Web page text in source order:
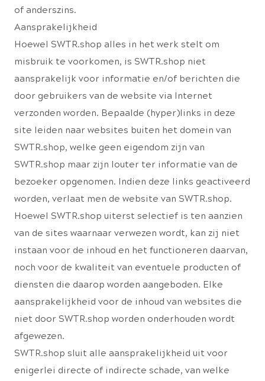
of anderszins.
Aansprakelijkheid
Hoewel SWTR.shop alles in het werk stelt om
misbruik te voorkomen, is SWTR.shop niet
aansprakelijk voor informatie en/of berichten die
door gebruikers van de website via Internet
verzonden worden. Bepaalde (hyper)links in deze
site leiden naar websites buiten het domein van
SWTR.shop, welke geen eigendom zijn van
SWTR.shop maar zijn louter ter informatie van de
bezoeker opgenomen. Indien deze links geactiveerd
worden, verlaat men de website van SWTR.shop.
Hoewel SWTR.shop uiterst selectief is ten aanzien
van de sites waarnaar verwezen wordt, kan zij niet
instaan voor de inhoud en het functioneren daarvan,
noch voor de kwaliteit van eventuele producten of
diensten die daarop worden aangeboden. Elke
aansprakelijkheid voor de inhoud van websites die
niet door SWTR.shop worden onderhouden wordt
afgewezen.
SWTR.shop sluit alle aansprakelijkheid uit voor
enigerlei directe of indirecte schade, van welke